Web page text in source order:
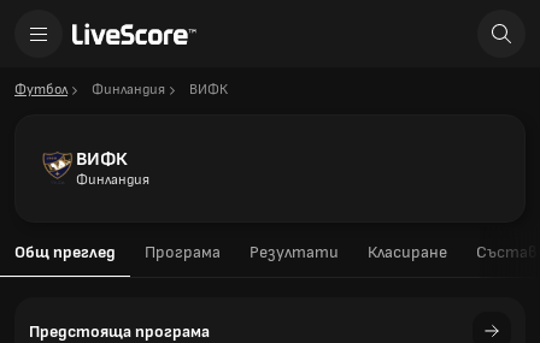
Футбол Финландия ВИФК
ВИФК
Финландия
Общ преглед Програма Резултати Класиране Състав
Предстояща програма